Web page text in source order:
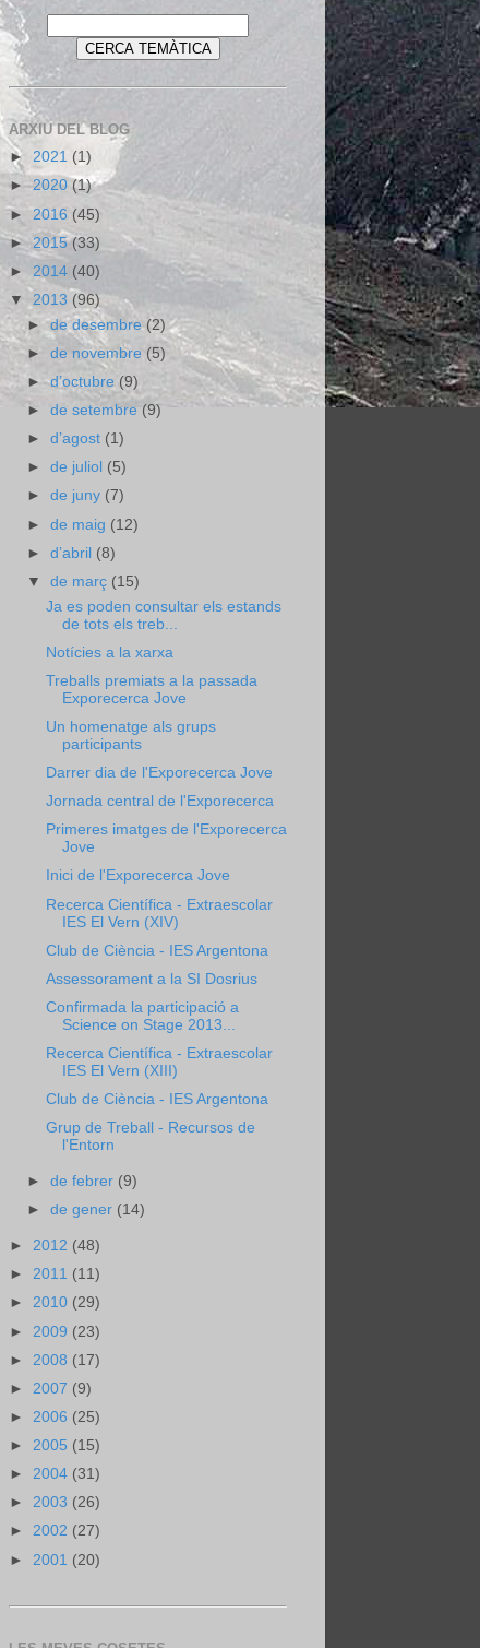
ARXIU DEL BLOG
► 2021 (1)
►2020 (1)
► 2016 (45)
► 2015(33)
► 2014 (40)
▼ 2013 (96)
►de desembre(2)
►de novembre (5)
►d’octubre (9)
►de setembre (9)
►d’agost (1)
►de juliol (5)
►de juny (7)
►de maig (12)
►d’abril (8)
▼de març (15)
Ja es poden consultar els estands
de tots els treb...
Notícies a la xarxa
Treballs premiats a la passada
Exporecerca Jove
Un homenatge als grups
participants
Darrer dia de l'Exporecerca Jove
Jornada central de l'Exporecerca
Primeres imatges de l'Exporecerca
Jove
Inici de l'Exporecerca Jove
Recerca Científica - Extraescolar
IES El Vern (XIV)
Club de Ciència - IES Argentona
Assessorament a la SI Dosrius
Confirmada la participació a
Science on Stage 2013...
Recerca Científica - Extraescolar
IES El Vern (XIII)
Club de Ciència - IES Argentona
Grup de Treball - Recursos de
l'Entorn
►de febrer (9)
►de gener (14)
► 2012 (48)
► 2011 (11)
► 2010 (29)
► 2009 (23)
► 2008 (17)
► 2007 (9)
► 2006 (25)
► 2005 (15)
► 2004 (31)
► 2003 (26)
► 2002 (27)
► 2001 (20)